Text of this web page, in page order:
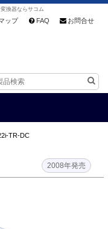
換器ならサコム
ップ FAQ お問合せ
TR-DC
2008年発売